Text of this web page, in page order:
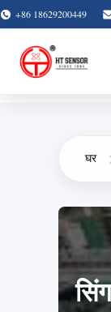
+86 18629200449
घर